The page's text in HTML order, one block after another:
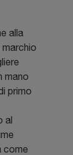
alla
mano
primo
al
come